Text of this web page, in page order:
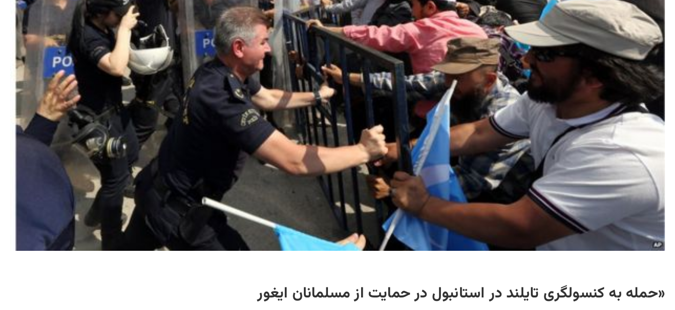
«حمله به کنسولگری تایلند در استانبول در حمایت از مسلمانان ایغور